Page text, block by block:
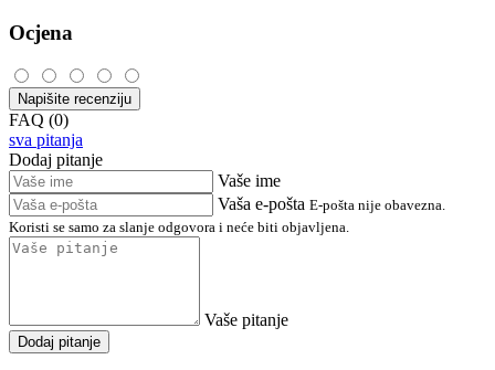
Ocjena
Napišite recenziju
FAQ (0)
sva pitanja
Dodaj pitanje
Vaše ime
Vaša e-pošta E-pošta nije obavezna.
Koristi se samo za slanje odgovora i neće biti objavljena.
Vaše pitanje
Dodaj pitanje